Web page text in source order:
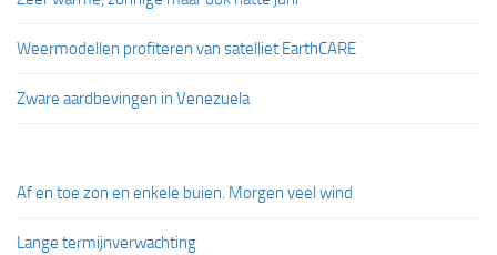
Weermodellen profiteren van satelliet EarthCARE
Zware aardbevingen in Venezuela
Af en toe zon en enkele buien. Morgen veel wind
Lange termijnverwachting